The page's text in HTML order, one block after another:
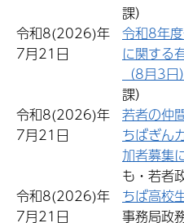
課）
令和8(2026)年
7月21日
令和8年
に関する
（8月3日）
課）
令和8(2026)年
7月21日
若者の仲
ちばぎん
加者募集
も・若者
令和8(2026)年
7月21日
ちば高校
事務局政